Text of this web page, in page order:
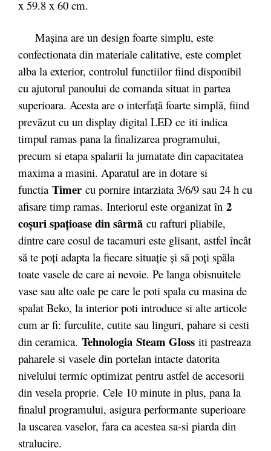
x 59.8 x 60 cm.
Mașina are un design foarte simplu, este
confectionata din materiale calitative, este complet
alba la exterior, controlul functiilor fiind disponibil
cu ajutorul panoului de comanda situat in partea
superioara. Acesta are o interfață foarte simplă, fiind
prevăzut cu un display digital LED ce iti indica
timpul ramas pana la finalizarea programului,
precum si etapa spalarii la jumatate din capacitatea
maxima a masini. Aparatul are in dotare si
functia Timer cu pornire intarziata 3/6/9 sau 24 h cu
afisare timp ramas. Interiorul este organizat în 2
coșuri spațioase din sârmă cu rafturi pliabile,
dintre care cosul de tacamuri este glisant, astfel încât
să te poți adapta la fiecare situație și să poți spăla
toate vasele de care ai nevoie. Pe langa obisnuitele
vase sau alte oale pe care le poti spala cu masina de
spalat Beko, la interior poti introduce si alte articole
cum ar fi: furculite, cutite sau linguri, pahare si cesti
din ceramica. Tehnologia Steam Gloss iti pastreaza
paharele si vasele din portelan intacte datorita
nivelului termic optimizat pentru astfel de accesorii
din vesela proprie. Cele 10 minute in plus, pana la
finalul programului, asigura performante superioare
la uscarea vaselor, fara ca acestea sa-si piarda din
stralucire.